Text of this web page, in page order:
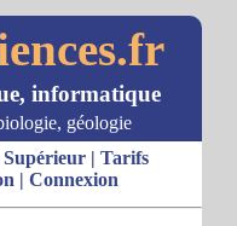
informatique
géologie
Supérieur| Tarifs
| Connexion